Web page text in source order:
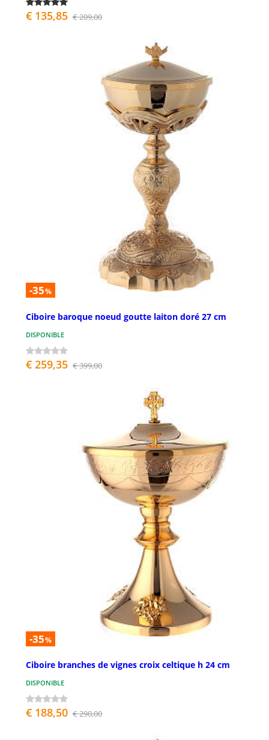
€ 135,85 € 209,00
-35%
Ciboire baroque noeud goutte laiton doré 27 cm
DISPONIBLE
€ 259,35 € 399,00
-35%
Ciboire branches de vignes croix celtique h 24 cm
DISPONIBLE
€ 188,50 € 290,00